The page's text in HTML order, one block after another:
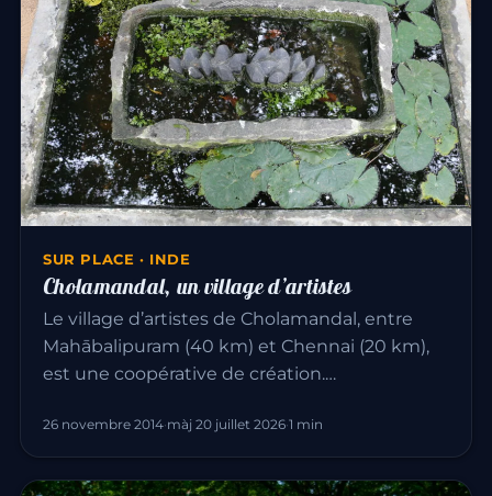
SUR PLACE · INDE
Cholamandal, un village d’artistes
Le village d’artistes de Cholamandal, entre
Mahābalipuram (40 km) et Chennai (20 km),
est une coopérative de création.…
26 novembre 2014·màj 20 juillet 2026·1 min